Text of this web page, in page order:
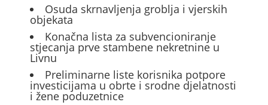
Osuda skrnavljenja groblja i vjerskih
objekata
Konačna lista za subvencioniranje
stjecanja prve stambene nekretnine u
Livnu
Preliminarne liste korisnika potpore
investicijama u obrte i srodne djelatnosti
i žene poduzetnice